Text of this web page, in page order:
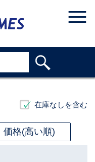
在庫なしを含む
価格(高い順)